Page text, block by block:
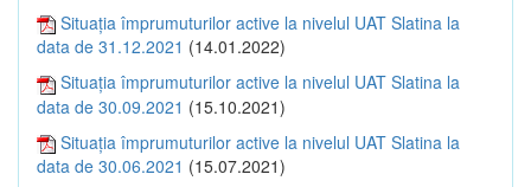
Situația împrumuturilor active la nivelul UAT Slatina la
data de 31.12.2021 (14.01.2022)
Situația împrumuturilor active la nivelul UAT Slatina la
data de 30.09.2021 (15.10.2021)
Situația împrumuturilor active la nivelul UAT Slatina la
data de 30.06.2021 (15.07.2021)